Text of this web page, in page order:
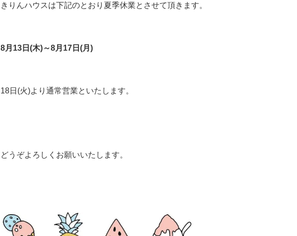
きりんハウスは下記のとおり夏季休業とさせて頂きます。
8月13日(木)～8月17日(月)
18日(火)より通常営業といたします。
どうぞよろしくお願いいたします。